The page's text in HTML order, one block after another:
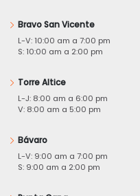
Bravo San Vicente
L-V: 10:00 am a 7:00 pm
S: 10:00 am a 2:00 pm
Torre Altice
L-J: 8:00 am a 6:00 pm
V: 8:00 am a 5:00 pm
Bávaro
L-V: 9:00 am a 7:00 pm
S: 9:00 am a 2:00 pm